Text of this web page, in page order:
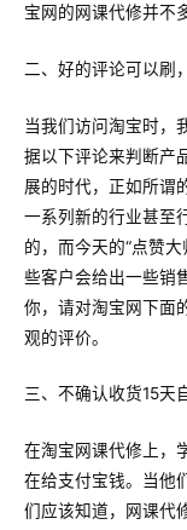
宝网的网课代修并不
二、好的评论可以刷
当我们访问淘宝时，
据以下评论来判断产
展的时代，正如所谓
一系列新的行业甚至
的，而今天的“点赞
些客户会给出一些销
你，请对淘宝网下面
观的评价。
三、不确认收货15天
在淘宝网课代修上，
在给支付宝钱。当他
们应该知道，网课代